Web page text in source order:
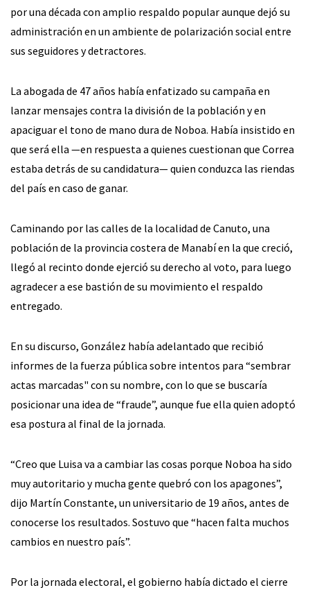
por una década con amplio respaldo popular aunque dejó su
administración en un ambiente de polarización social entre
sus seguidores y detractores.
La abogada de 47 años había enfatizado su campaña en
lanzar mensajes contra la división de la población y en
apaciguar el tono de mano dura de Noboa. Había insistido en
que será ella —en respuesta a quienes cuestionan que Correa
estaba detrás de su candidatura— quien conduzca las riendas
del país en caso de ganar.
Caminando por las calles de la localidad de Canuto, una
población de la provincia costera de Manabí en la que creció,
llegó al recinto donde ejerció su derecho al voto, para luego
agradecer a ese bastión de su movimiento el respaldo
entregado.
En su discurso, González había adelantado que recibió
informes de la fuerza pública sobre intentos para “sembrar
actas marcadas" con su nombre, con lo que se buscaría
posicionar una idea de “fraude”, aunque fue ella quien adoptó
esa postura al final de la jornada.
“Creo que Luisa va a cambiar las cosas porque Noboa ha sido
muy autoritario y mucha gente quebró con los apagones”,
dijo Martín Constante, un universitario de 19 años, antes de
conocerse los resultados. Sostuvo que “hacen falta muchos
cambios en nuestro país”.
Por la jornada electoral, el gobierno había dictado el cierre